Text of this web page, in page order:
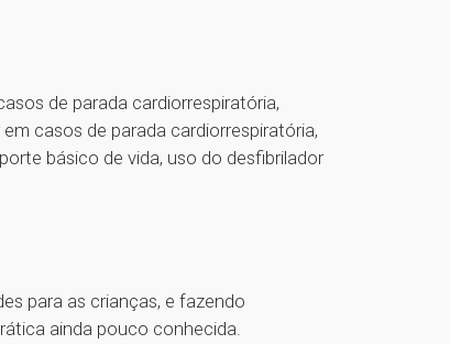
de parada cardiorrespiratória,
casos de parada cardiorrespiratória,
básico de vida, uso do desfibrilador
para as crianças, e fazendo
ainda pouco conhecida.